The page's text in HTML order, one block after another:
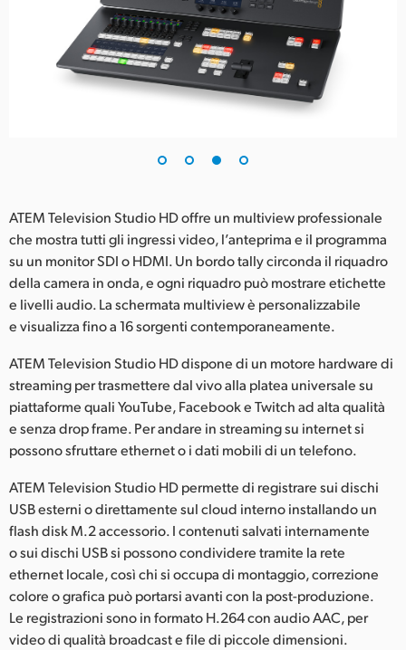
ATEM Television Studio HD offre un multiview professionale
che mostra tutti gli ingressi video, l’anteprima e il programma
su un monitor SDI o HDMI. Un bordo tally circonda il riquadro
della camera in onda, e ogni riquadro può mostrare etichette
e livelli audio. La schermata multiview è personalizzabile
e visualizza fino a 16 sorgenti contemporaneamente.
ATEM Television Studio HD dispone di un motore hardware di
streaming per trasmettere dal vivo alla platea universale su
piattaforme quali YouTube, Facebook e Twitch ad alta qualità
e senza drop frame. Per andare in streaming su internet si
possono sfruttare ethernet o i dati mobili di un telefono.
ATEM Television Studio HD permette di registrare sui dischi
USB esterni o direttamente sul cloud interno installando un
flash disk M.2 accessorio. I contenuti salvati internamente
o sui dischi USB si possono condividere tramite la rete
ethernet locale, così chi si occupa di montaggio, correzione
colore o grafica può portarsi avanti con la post-produzione.
Le registrazioni sono in formato H.264 con audio AAC, per
video di qualità broadcast e file di piccole dimensioni.